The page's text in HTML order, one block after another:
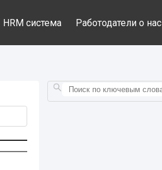
HRM система Работодатели о нас